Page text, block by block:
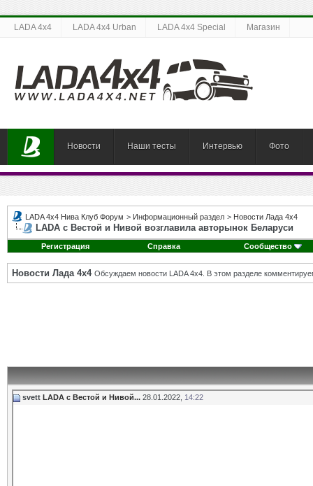
LADA 4x4 LADA 4x4 Urban LADA 4x4 Special Магазин
Новости Наши тесты Интервью Фото
LADA 4x4 Нива Клуб Форум > Информационный раздел > Новости Лада 4х4
LADA с Вестой и Нивой возглавила авторынок Беларуси
Регистрация Справка Сообщество
Новости Лада 4х4 Обсуждаем новости LADA 4x4. В этом разделе
svett LADA с Вестой и Нивой... 28.01.2022, 14:22